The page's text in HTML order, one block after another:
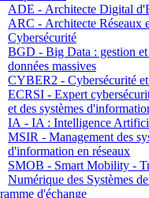
ADE - Architecte Digital
ARC - Architecte Réseaux
Cybersécurité
BGD - Big Data : gestion et
données massives
CYBER2 - Cybersécurité
ECRSI - Expert
et des systèmes
IA - IA : Intelligence
MSIR - Management des
d'information en réseaux
SMOB - Smart Mobility -
Numérique des Systèmes
d'échange